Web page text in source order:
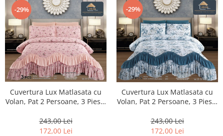
-29%
Cuvertura Lux Matlasata cu
Volan, Pat 2 Persoane, 3 Piese,
243,00 Lei
172,00 Lei
-29%
Cuvertura Lux Matlasata cu
Volan, Pat 2 Persoane, 3 Piese,
243,00 Lei
172,00 Lei